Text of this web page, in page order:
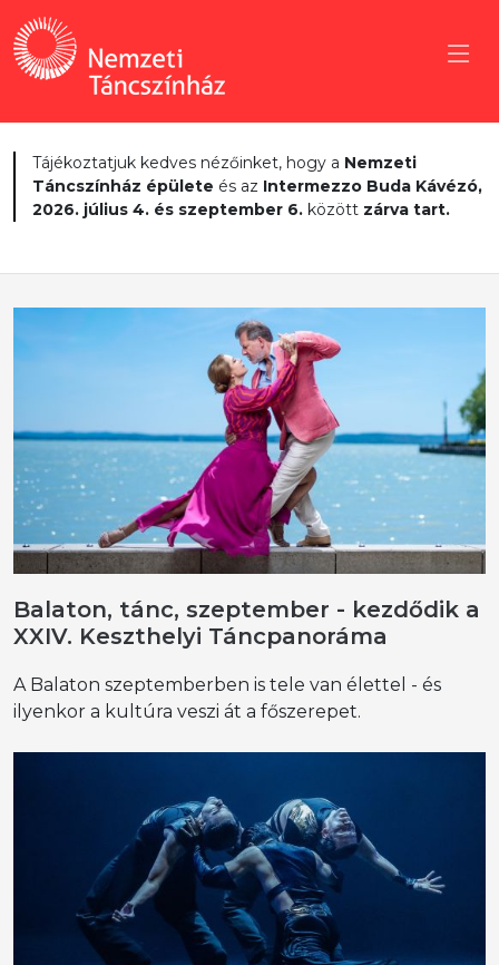
Tájékoztatjuk kedves nézőinket, hogy a Nemzeti
Táncszínház épülete és az Intermezzo Buda Kávézó,
2026. július 4. és szeptember 6. között zárva tart.
Balaton, tánc, szeptember - kezdődik a
XXIV. Keszthelyi Táncpanoráma
A Balaton szeptemberben is tele van élettel - és
ilyenkor a kultúra veszi át a főszerepet.